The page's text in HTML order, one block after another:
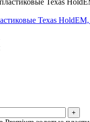
Texas
+